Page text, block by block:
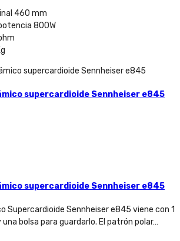
460 mm
800W
supercardioide Sennheiser e845
supercardioide Sennheiser e845
Supercardioide Sennheiser e845 viene con 1
bolsa para guardarlo. El patrón polar…